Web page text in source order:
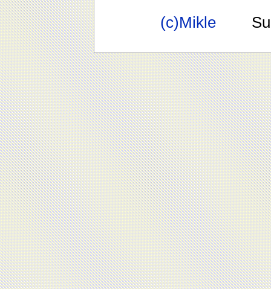
(c)Mikle